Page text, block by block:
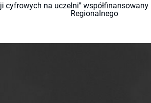
na uczelni"
Regionalnego